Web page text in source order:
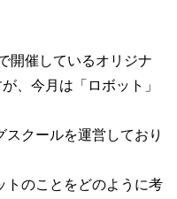
開催しているオリジナ
、今月は「ロボット」
クールを運営しており
トのことをどのように考